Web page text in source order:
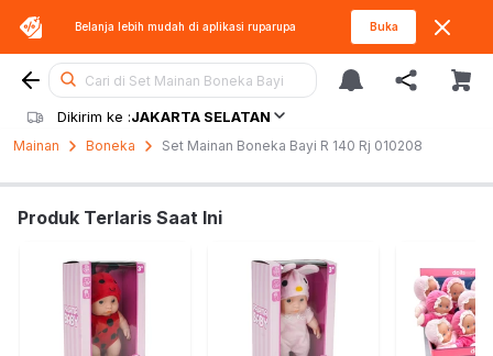
Belanja lebih mudah di aplikasi ruparupa Buka
Cari di Set Mainan Boneka Bayi
Dikirim ke :JAKARTA SELATAN
Mainan Boneka Set Mainan Boneka Bayi R 140 Rj 010208
Produk Terlaris Saat Ini